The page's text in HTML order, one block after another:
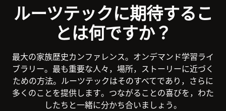
ルーツテックに期待するこ
とは何ですか？
最大の家族歴史カンファレンス。オンデマンド学習ライ
ブラリー。最も重要な人々，場所，ストーリーに近づく
ための方法。ルーツテックはそのすべてであり，さらに
多くのことを提供します。つながることの喜びを，わた
したちと一緒に分かち合いましょう。